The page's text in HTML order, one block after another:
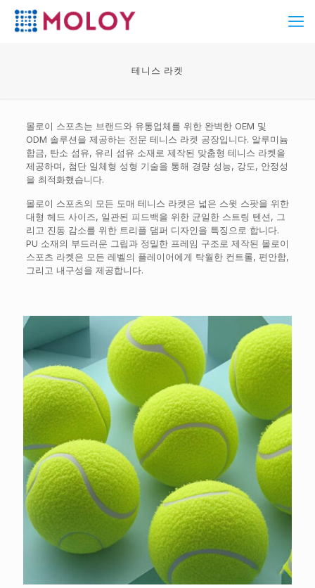
테니스 라켓
몰로이 스포츠는 브랜드와 유통업체를 위한 완벽한 OEM 및
ODM 솔루션을 제공하는 전문 테니스 라켓 공장입니다. 알루미늄
합금, 탄소 섬유, 유리 섬유 소재로 제작된 맞춤형 테니스 라켓을
제공하며, 첨단 일체형 성형 기술을 통해 경량 성능, 강도, 안정성
을 최적화했습니다.
몰로이 스포츠의 모든 도매 테니스 라켓은 넓은 스윗 스팟을 위한
대형 헤드 사이즈, 일관된 피드백을 위한 균일한 스트링 텐션, 그
리고 진동 감소를 위한 트리플 댐퍼 디자인을 특징으로 합니다.
PU 소재의 부드러운 그립과 정밀한 프레임 구조로 제작된 몰로이
스포츠 라켓은 모든 레벨의 플레이어에게 탁월한 컨트롤, 편안함,
그리고 내구성을 제공합니다.